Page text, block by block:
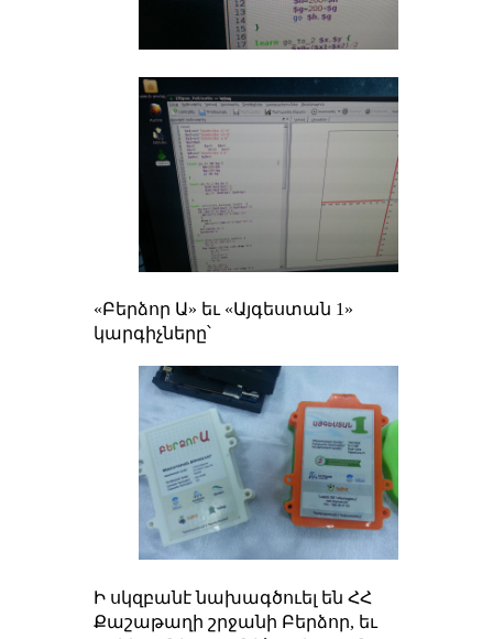
«Բերձոր Ա» եւ «Այգեստան 1»
կարգիչները՝
Ի սկզբանէ նախագծուել են ՀՀ
Քաշաթաղի շրջանի Բերձոր, եւ